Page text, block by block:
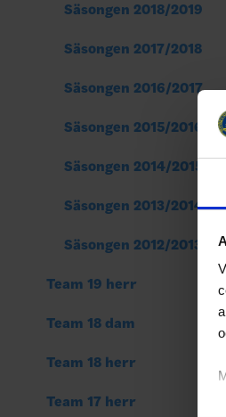
Säsongen 2018/2019
Säsongen 2017/2018
Säsongen 2016/2017
Säsongen 2015/2016
Säsongen 2014/2015
Säsongen 2013/2014
Säsongen 2012/2013
Team 19 herr
Team 18 dam
Team 18 herr
Team 17 herr